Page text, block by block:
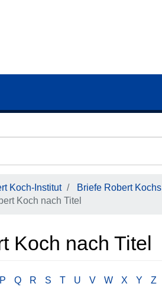
Koch-Institut
Briefe Robert Kochs
Koch nach Titel
Koch nach Titel
P Q R S T U V W X Y Z